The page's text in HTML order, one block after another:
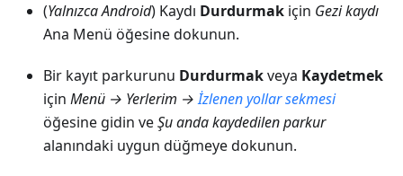
(Yalnızca Android) Kaydı Durdurmak için Gezi kaydı
Ana Menü öğesine dokunun.
Bir kayıt parkurunu Durdurmakveya Kaydetmek
için Menü → Yerlerim → İzlenen yollarsekmesi
öğesine gidin veŞu anda kaydedilen parkur
alanındaki uygun düğmeye dokunun.